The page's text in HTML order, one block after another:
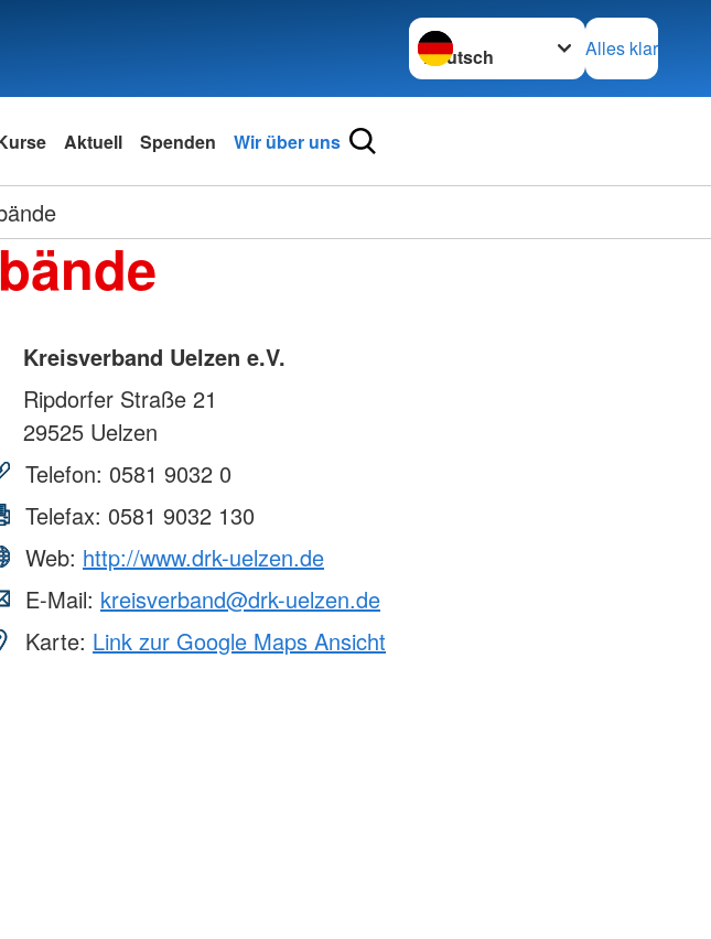
Sprache wechseln zu
Alles klar
Aktuell Spenden Wir über uns
Kreisverband Uelzen e.V.
Ripdorfer Straße 21
29525 Uelzen
Telefon: 0581 9032 0
Telefax: 0581 9032 130
Web: http://www.drk-uelzen.de
E-Mail: kreisverband@drk-uelzen.de
Karte: Link zur Google Maps Ansicht